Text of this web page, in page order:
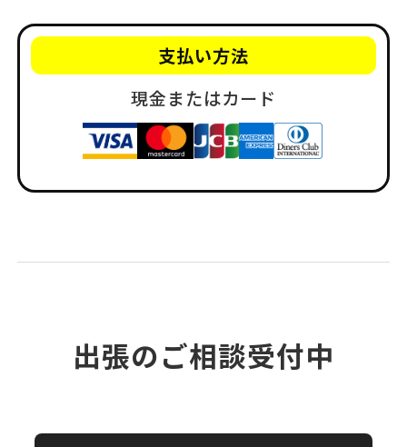
支払い方法
現金またはカード
出張のご相談受付中